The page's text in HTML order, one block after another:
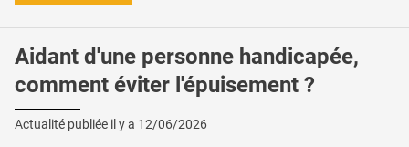
Aidant d'une personne handicapée,
comment éviter l'épuisement ?
Actualité publiée il y a 12/06/2026